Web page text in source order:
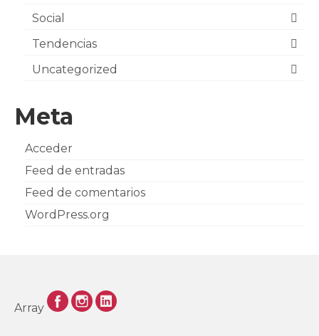
Social
Tendencias
Uncategorized
Meta
Acceder
Feed de entradas
Feed de comentarios
WordPress.org
Array